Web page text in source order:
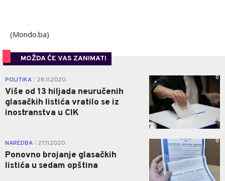
(Mondo.ba)
MOŽDA ĆE VAS ZANIMATI
POLITIKA 28.11.2020.
Više od 13 hiljada neuručenih
glasačkih listića vratilo se iz
inostranstva u CIK
0
NAREDBA 27.11.2020.
Ponovno brojanje glasačkih
listića u sedam opština
0